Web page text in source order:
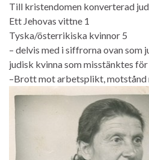
Till kristendomen konverterad
Ett Jehovas vittne 1
Tyska/österrikiska kvinnor 5
– delvis med i siffrorna ovan som
judisk kvinna som misstänktes
–Brott mot arbetsplikt, motstånd